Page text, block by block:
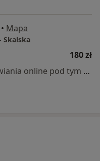
• Mapa
Skalska
180 zł
Specjalista nie oferuje umawiania online pod tym adresem.